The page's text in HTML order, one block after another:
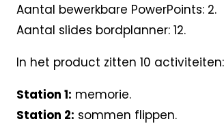
Aantal bewerkbare PowerPoints: 2.
Aantal slides bordplanner: 12.
In het product zitten 10 activiteiten:
Station 1: memorie.
Station 2: sommen flippen.